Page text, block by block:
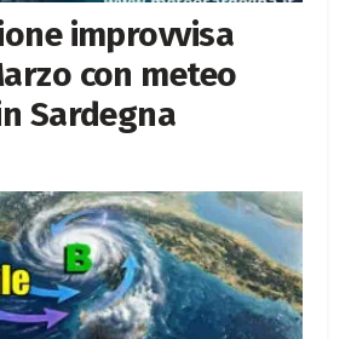
improvvisa
con meteo
Sardegna